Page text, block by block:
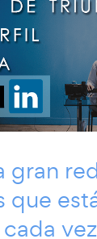
gran
que